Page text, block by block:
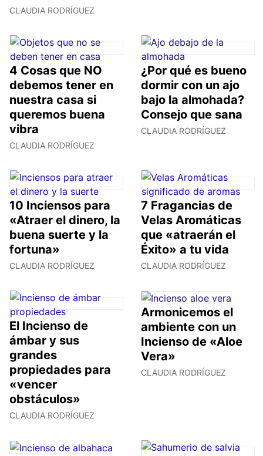
CLAUDIA RODRÍGUEZ
4 Cosas que NO
debemos tener en
nuestra casa si
queremos buena
vibra
CLAUDIA RODRÍGUEZ
¿Por qué es bueno
dormir con un ajo
bajo la almohada?
Consejo que sana
CLAUDIA RODRÍGUEZ
10 Inciensos para
«Atraer el dinero, la
buena suerte y la
fortuna»
CLAUDIA RODRÍGUEZ
7 Fragancias de
Velas Aromáticas
que «atraerán el
Éxito» a tu vida
CLAUDIA RODRÍGUEZ
El Incienso de
ámbar y sus
grandes
propiedades para
«vencer
obstáculos»
CLAUDIA RODRÍGUEZ
Armonicemos el
ambiente con un
Incienso de «Aloe
Vera»
CLAUDIA RODRÍGUEZ